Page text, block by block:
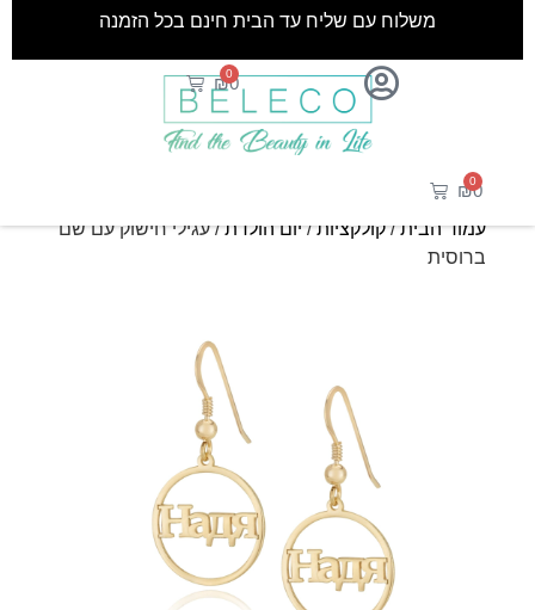
₪0
0
משלוח עם שליח עד הבית חינם בכל הזמנה
₪0
0
עמוד הבית/קולקציות/יום הולדת/ עגילי חישוק עם שם
ברוסית